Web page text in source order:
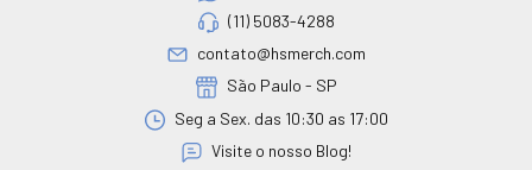
(11) 5083-4288
contato@hsmerch.com
São Paulo - SP
Seg a Sex. das 10:30 as 17:00
Visite o nosso Blog!